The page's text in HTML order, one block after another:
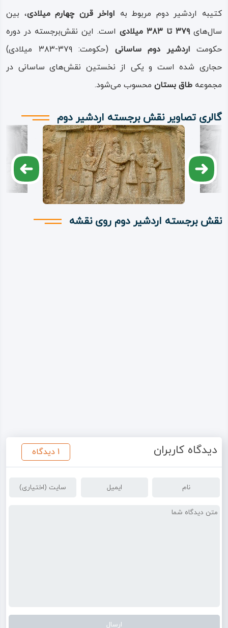
بیانگر پیروزی و غلبه اردشیر دوم بر دشمنانش است. اردشیر
دوم در سال ۳۷۹ میلادی، پس از درگذشت شاپور دوم، بر تخت
نشست و تا سال ۳۸۳ میلادی به مدت 4 سال حکومت کرد.
دوران او کوتاه بود و با چالش‌های داخلی و رقابت میان
خاندان‌های قدرتمند ساسانی همراه شد.
این نقش‌برجسته تأکیدی بر مشروعیت سلطنت او و پیوندش با
ایزدان زرتشتی بود. اردشیر دوم در این دوران تلاش کرد با جلب
حمایت موبدان و اشراف، موقعیت خود را در سلسله ساسانی
تثبیت کند، و این کتیبه نیز یکی از راه‌های او برای نمایش این
مشروعیت به شمار می‌رفت.
کتیبه اردشیر دوم مربوط به اواخر قرن چهارم میلادی، بین
سال‌های۳۷۹ تا ۳۸۳ میلادی
است. این نقش‌برجسته در دوره
حکومت اردشیر دوم ساسانی
(حکومت: ۳۷۹-۳۸۳ میلادی)
حجاری شده است و یکی از نخستین نقش‌های ساسانی در
مجموعه طاق بستان محسوب می‌شود.
گالری تصاویر نقش برجسته اردشیر دوم
نقش برجسته اردشیر دوم روی نقشه
دیدگاه کاربران 1 دیدگاه